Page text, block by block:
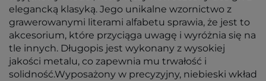
elegancką klasyką. Jego unikalne wzornictwo z
grawerowanymi literami alfabetu sprawia, że jest to
akcesorium, które przyciąga uwagę i wyróżnia się na
tle innych. Długopis jest wykonany z wysokiej
jakości metalu, co zapewnia mu trwałość i
solidność.Wyposażony w precyzyjny, niebieski wkład